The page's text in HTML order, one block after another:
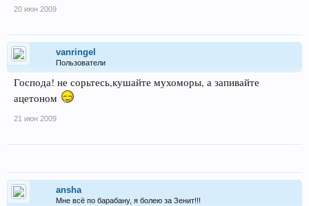
20 июн 2009
vanringel
Пользователи
Господа! не сорьтесь,кушайте мухоморы, а запивайте
ацетоном
21 июн 2009
ansha
Мне всё по барабану, я болею за Зенит!!!